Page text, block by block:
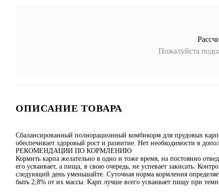
Пожалуйста
ОПИСАНИЕ ТОВАРА
Сбалансированный полнорационный комбикорм для прудовых
обеспечивает здоровый рост и развитие. Нет необходимости в
РЕКОМЕНДАЦИИ ПО КОРМЛЕНИЮ
Кормить карпа желательно в одно и тоже время, на постоянно
его усваивает, а пища, в свою очередь, не успевает закисать.
следующий день уменьшайте. Суточная норма кормления
быть 2,8% от их массы. Карп лучше всего усваивает пищу при